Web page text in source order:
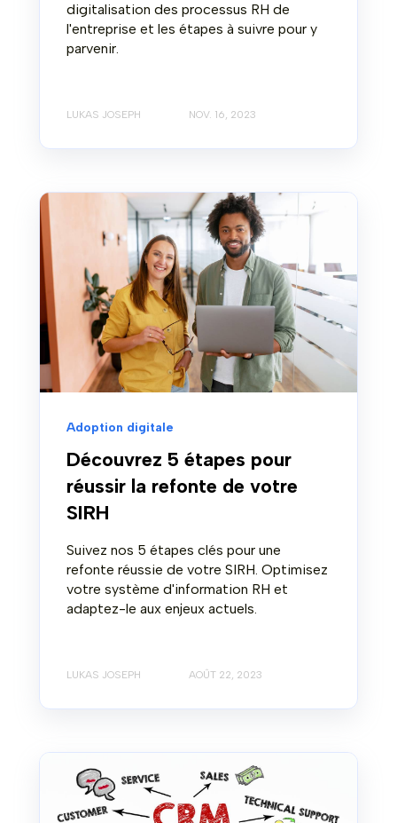
digitalisation des processus RH de
l'entreprise et les étapes à suivre pour y
parvenir.
LUKAS JOSEPH NOV. 16, 2023
Adoption digitale
Découvrez 5 étapes pour
réussir la refonte de votre
SIRH
Suivez nos 5 étapes clés pour une
refonte réussie de votre SIRH. Optimisez
votre système d'information RH et
adaptez-le aux enjeux actuels.
LUKAS JOSEPH AOÛT 22, 2023